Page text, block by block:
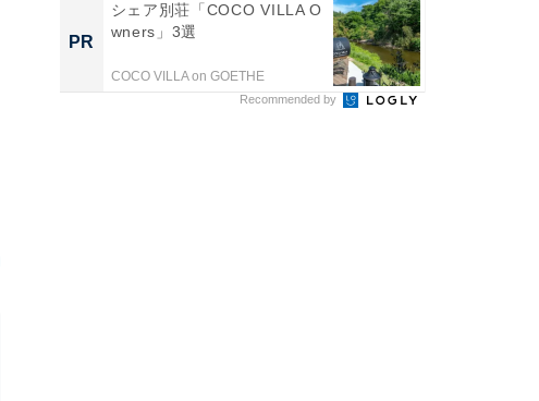
PR
シェア別荘「COCO VILLA O
wners」3選
COCO VILLA on GOETHE
Recommended by